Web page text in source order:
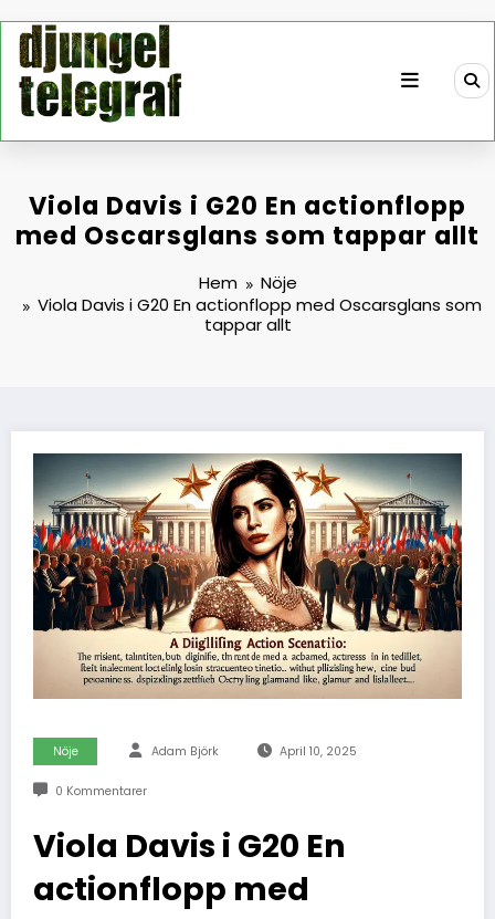
innehåll
Viola Davis i G20 En actionflopp
med Oscarsglans som tappar allt
Hem
Nöje
Viola Davis i G20 En actionflopp med Oscarsglans som
tappar allt
Nöje Adam Björk April 10, 2025
0 Kommentarer
Viola Davis i G20 En
actionflopp med